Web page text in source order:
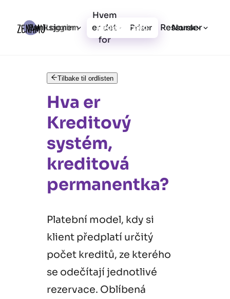
Funksjoner
Hvem
er det
for
Priser Ressurser
Logg inn Registrer deg Norsk
Tilbake til ordlisten
Hva er
Kreditový
systém,
kreditová
permanentka?
Platební model, kdy si
klient předplatí určitý
počet kreditů, ze kterého
se odečítají jednotlivé
rezervace. Oblíbená